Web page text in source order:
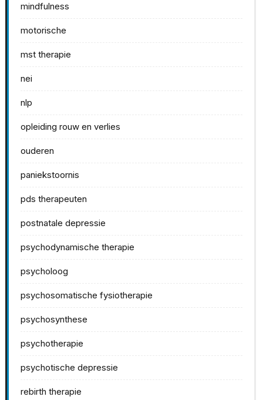
mindfulness
motorische
mst therapie
nei
nlp
opleiding rouw en verlies
ouderen
paniekstoornis
pds therapeuten
postnatale depressie
psychodynamische therapie
psycholoog
psychosomatische fysiotherapie
psychosynthese
psychotherapie
psychotische depressie
rebirth therapie